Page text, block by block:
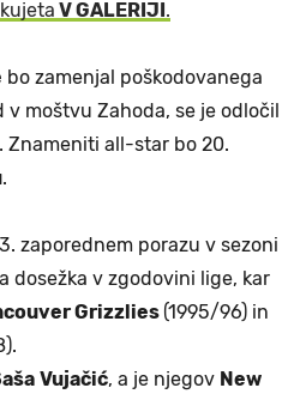
V GALERIJI .
bo zamenjal poškodovanega
v moštvu Zahoda, se je odločil
. Znameniti all-star bo 20.
.
zaporednem porazu v sezoni
dosežka v zgodovini lige, kar
Grizzlies (1995/96) in
Vujačić, a je njegov New